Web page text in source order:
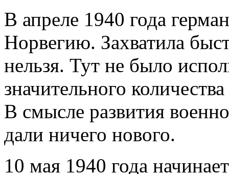
В апреле 1940 года
Норвегию. Захватила
нельзя. Тут не было
значительного
В смысле развития
дали ничего нового.
10 мая 1940 года